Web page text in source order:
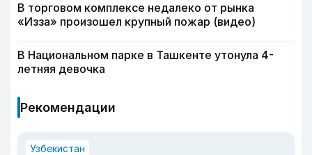
В торговом комплексе недалеко от рынка
«Изза» произошел крупный пожар (видео)
В Национальном парке в Ташкенте утонула 4-
летняя девочка
Рекомендации
Узбекистан